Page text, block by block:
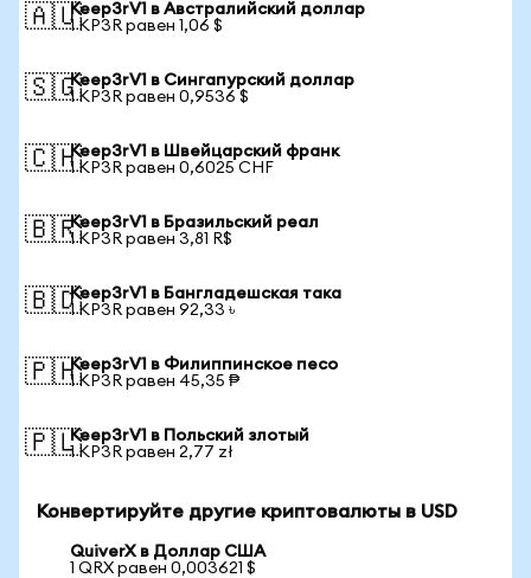
🇦🇺Keep3rV1 в Австралийский доллар
1 KP3R равен 1,06 $
🇸🇬Keep3rV1 в Сингапурский доллар
1 KP3R равен 0,9536 $
🇨🇭Keep3rV1 в Швейцарский франк
1 KP3R равен 0,6025 CHF
🇧🇷Keep3rV1 в Бразильский реал
1 KP3R равен 3,81 R$
🇧🇩Keep3rV1 в Бангладешская така
1 KP3R равен 92,33 ৳
🇵🇭Keep3rV1 в Филиппинское песо
1 KP3R равен 45,35 ₱
🇵🇱Keep3rV1 в Польский злотый
1 KP3R равен 2,77 zł
Конвертируйте другие криптовалюты в USD
QuiverX в Доллар США
1 QRX равен 0,003621 $